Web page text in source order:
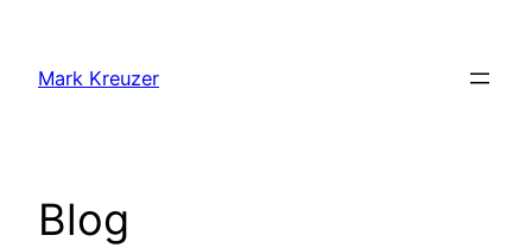
springen
Mark Kreuzer
Blog